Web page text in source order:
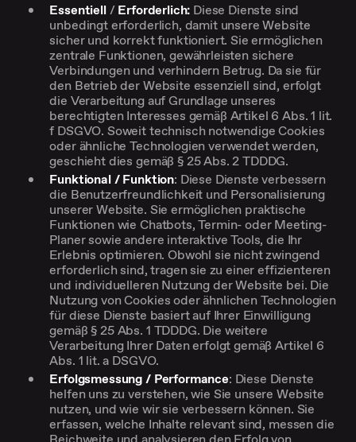
Essentiell/Erforderlich: Diese Dienste sind
unbedingt erforderlich, damit unsere Website
sicher und korrekt funktioniert. Sie ermöglichen
zentrale Funktionen, gewährleisten sichere
Verbindungen und verhindern Betrug. Da sie für
den Betrieb der Website essenziell sind, erfolgt
die Verarbeitung auf Grundlage unseres
berechtigten Interesses gemäß Artikel 6 Abs. 1 lit.
f DSGVO. Soweit technisch notwendige Cookies
oder ähnliche Technologien verwendet werden,
geschieht dies gemäß § 25 Abs. 2 TDDDG.
Funktional / Funktion: Diese Dienste verbessern
die Benutzerfreundlichkeit und Personalisierung
unserer Website. Sie ermöglichen praktische
Funktionen wie Chatbots, Termin- oder Meeting-
Planer sowie andere interaktive Tools, die Ihr
Erlebnis optimieren. Obwohl sie nicht zwingend
erforderlich sind, tragen sie zu einer effizienteren
und individuelleren Nutzung der Website bei. Die
Nutzung von Cookies oder ähnlichen Technologien
für diese Dienste basiert auf Ihrer Einwilligung
gemäß § 25 Abs. 1 TDDDG. Die weitere
Verarbeitung Ihrer Daten erfolgt gemäß Artikel 6
Abs. 1 lit. a DSGVO.
Erfolgsmessung / Performance: Diese Dienste
helfen uns zu verstehen, wie Sie unsere Website
nutzen, und wie wir sie verbessern können. Sie
erfassen, welche Inhalte relevant sind, messen die